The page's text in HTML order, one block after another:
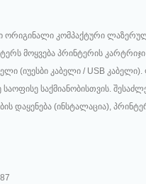
კომპაქტური
მოყვება პრინტერის
(იუესბი კაბელი / USB
საქმიანობისთვის.
დაყენება (ინსტალაცია),